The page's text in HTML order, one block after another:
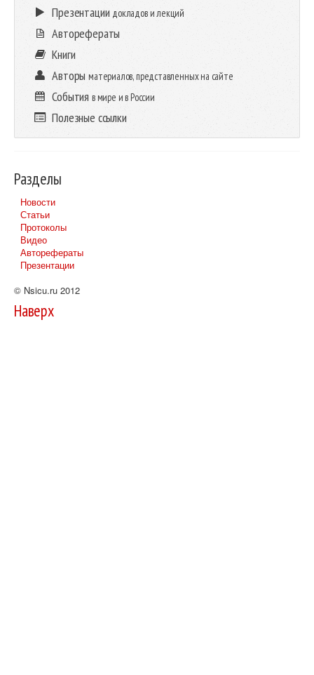
Презентации докладов и лекций
Авторефераты
Книги
Авторыматериалов, представленных на сайте
События в мире и в России
Полезные ссылки
Разделы
Новости
Статьи
Протоколы
Видео
Авторефераты
Презентации
© Nsicu.ru 2012
Наверх